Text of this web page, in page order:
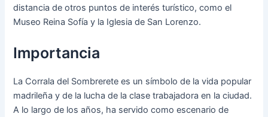
distancia de otros puntos de interés turístico, como el
Museo Reina Sofía y la Iglesia de San Lorenzo.
Importancia
La Corrala del Sombrerete es un símbolo de la vida popular
madrileña y de la lucha de la clase trabajadora en la ciudad.
A lo largo de los años, ha servido como escenario de